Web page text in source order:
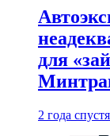
для
2 года спустя